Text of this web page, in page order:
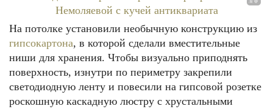
На потолке установили необычную конструкцию из
гипсокартона, в которой сделали вместительные
ниши для хранения. Чтобы визуально приподнять
поверхность, изнутри по периметру закрепили
светодиодную ленту и повесили на гипсовой розетке
роскошную каскадную люстру с хрустальными